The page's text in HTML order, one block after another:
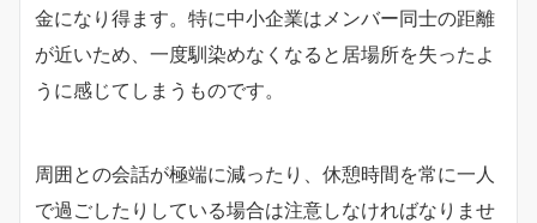
金になり得ます。特に中小企業はメンバー同士の距離
が近いため、一度馴染めなくなると居場所を失ったよ
うに感じてしまうものです。
周囲との会話が極端に減ったり、休憩時間を常に一人
で過ごしたりしている場合は注意しなければなりませ